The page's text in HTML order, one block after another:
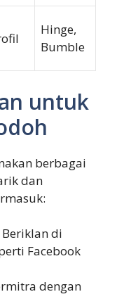
Hinge,
Bumble
untuk
berbagai
dan
di
Facebook
dengan